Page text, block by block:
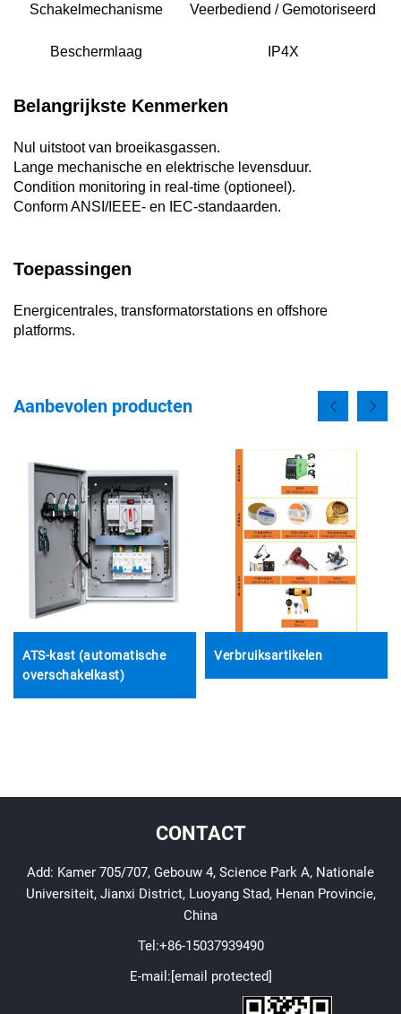
Schakelmechanisme Veerbediend / Gemotoriseerd
Beschermlaag IP4X
Belangrijkste Kenmerken
Nul uitstoot van broeikasgassen.
Lange mechanische en elektrische levensduur.
Condition monitoring in real-time (optioneel).
Conform ANSI/IEEE- en IEC-standaarden.
Toepassingen
Energicentrales, transformatorstations en offshore
platforms.
Aanbevolen producten
ATS-kast (automatische
overschakelkast)
Verbruiksartikelen
CONTACT
Add: Kamer 705/707, Gebouw 4, Science Park A, Nationale
Universiteit, Jianxi District, Luoyang Stad, Henan Provincie,
China
Tel:+86-15037939490
E-mail:[email protected]